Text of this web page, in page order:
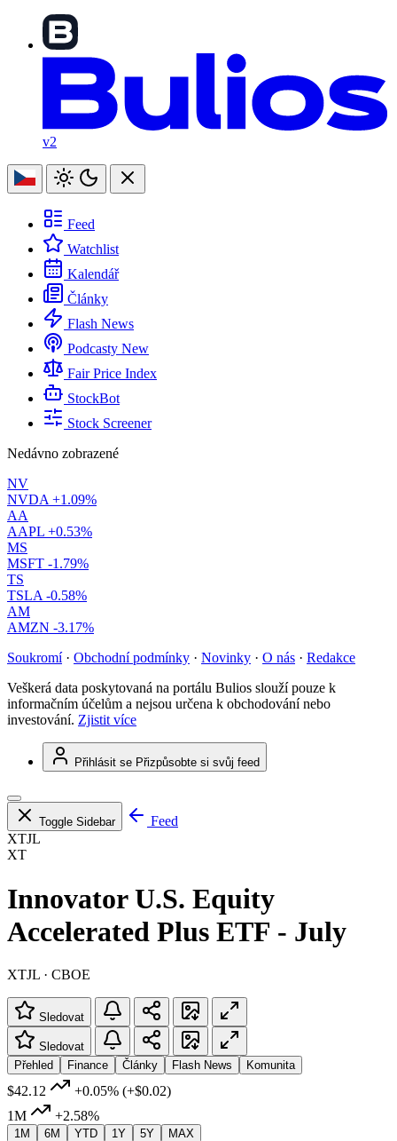
v2
Feed
Watchlist
Kalendář
Články
Flash News
Podcasty New
Fair Price Index
StockBot
Stock Screener
Nedávno zobrazené
NV
NVDA +1.09%
AA
AAPL +0.53%
MS
MSFT -1.79%
TS
TSLA -0.58%
AM
AMZN -3.17%
Soukromí · Obchodní podmínky · Novinky · O nás · Redakce
Veškerá data poskytovaná na portálu Bulios slouží pouze k
informačním účelům a nejsou určena k obchodování nebo
investování. Zjistit více
Přihlásit se Přizpůsobte si svůj feed
Toggle Sidebar
Feed
XTJL
XT
Innovator U.S. Equity
Accelerated Plus ETF - July
XTJL · CBOE
Sledovat
Sledovat
Přehled
Finance Články Flash News Komunita
$42.12 +0.05% (+$0.02)
1M
+2.58%
1M 6M YTD 1Y 5Y MAX